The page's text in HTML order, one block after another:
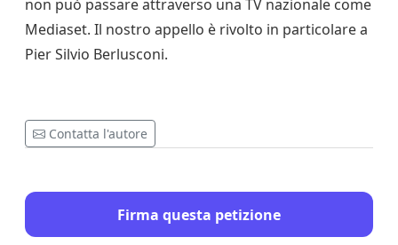
non può passare attraverso una TV nazionale come
Mediaset. Il nostro appello è rivolto in particolare a
Pier Silvio Berlusconi.
Contatta l'autore
Firma questa petizione